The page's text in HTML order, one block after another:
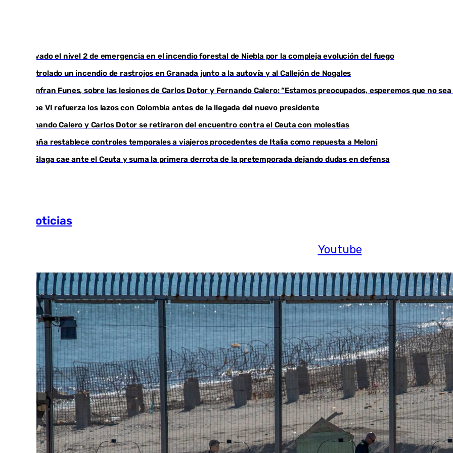
Youtube
Activado el nivel 2 de emergencia en el incendio forestal de Niebla por la compleja evolución del fuego
Controlado un incendio de rastrojos en Granada junto a la autovía y al Callejón de Nogales
Juanfran Funes, sobre las lesiones de Carlos Dotor y Fernando Calero: “Estamos preocupados, esperemos que no sea
Felipe VI refuerza los lazos con Colombia antes de la llegada del nuevo presidente
Fernando Calero y Carlos Dotor se retiraron del encuentro contra el Ceuta con molestias
España restablece controles temporales a viajeros procedentes de Italia como repuesta a Meloni
El Málaga cae ante el Ceuta y suma la primera derrota de la pretemporada dejando dudas en defensa
Más noticias